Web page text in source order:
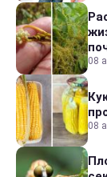
08
08